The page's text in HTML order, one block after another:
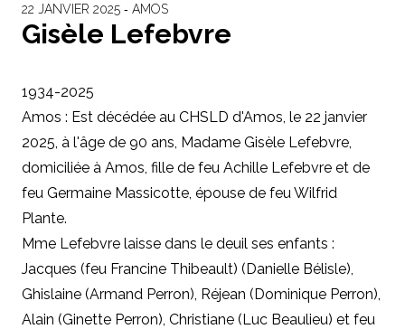
22 JANVIER 2025 ‐ AMOS
Gisèle Lefebvre
1934-2025
Amos : Est décédée au CHSLD d'Amos, le 22 janvier
2025, à l'âge de 90 ans, Madame Gisèle Lefebvre,
domiciliée à Amos, fille de feu Achille Lefebvre et de
feu Germaine Massicotte, épouse de feu Wilfrid
Plante.
Mme Lefebvre laisse dans le deuil ses enfants :
Jacques (feu Francine Thibeault) (Danielle Bélisle),
Ghislaine (Armand Perron), Réjean (Dominique Perron),
Alain (Ginette Perron), Christiane (Luc Beaulieu) et feu